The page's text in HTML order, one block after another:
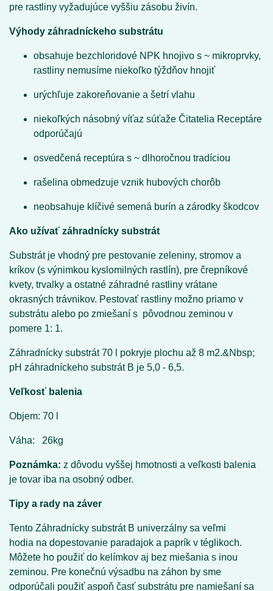
pre rastliny vyžadujúce vyššiu zásobu živín.
Výhody záhradníckeho substrátu
obsahuje bezchloridové NPK hnojivo s ~ mikroprvky,
rastliny nemusíme niekoľko týždňov hnojiť
urýchľuje zakoreňovanie a šetrí vlahu
niekoľkých násobný víťaz súťaže Čitatelia Receptáre
odporúčajú
osvedčená receptúra s ~ dlhoročnou tradíciou
rašelina obmedzuje vznik hubových chorôb
neobsahuje klíčivé semená burín a zárodky škodcov
Ako užívať záhradnícky substrát
Substrát je vhodný pre pestovanie zeleniny, stromov a
kríkov (s výnimkou kyslomilných rastlín), pre črepníkové
kvety, trvalky a ostatné záhradné rastliny vrátane
okrasných trávnikov. Pestovať rastliny možno priamo v
substrátu alebo po zmiešaní s pôvodnou zeminou v
pomere 1: 1.
Záhradnícky substrát 70 l pokryje plochu až 8 m2.&Nbsp;
pH záhradníckeho substrát B je 5,0 - 6,5.
Veľkosť balenia
Objem: 70 l
Váha: 26kg
Poznámka: z dôvodu vyššej hmotnosti a veľkosti balenia
je tovar iba na osobný odber.
Tipy a rady na záver
Tento Záhradnícky substrát B univerzálny sa veľmi
hodia na dopestovanie paradajok a paprík v téglikoch.
Môžete ho použiť do kelímkov aj bez miešania s inou
zeminou. Pre konečnú výsadbu na záhon by sme
odporúčali použiť aspoň časť substrátu pre namiešaní sa